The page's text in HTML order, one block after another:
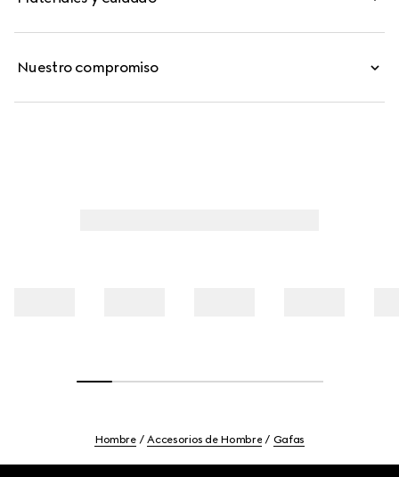
Nuestro compromiso
Hombre Accesorios de Hombre Gafas